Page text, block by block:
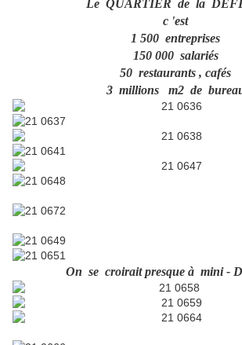
Le QUARTIER de la
c 'est
1 500 entreprises
150 000 salariés
50 restaurants , cafés
3 millions m2 de
On se croirait presque à mini -